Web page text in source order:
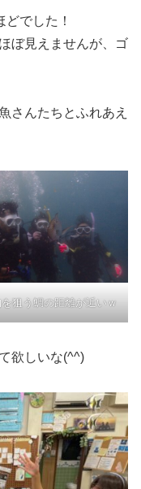
でした！
ぼ見えませんが、ゴ
さんたちとふれあえ
狙う鯛の距離が近いｗ
欲しいな(^^)